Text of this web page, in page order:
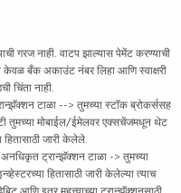
गरज नाही. वाटप झाल्यास पेमेंट करण्याची
केवळ बँक अकाउंट नंबर लिहा आणि स्वाक्षरी
चिंता नाही.
टाळा --> तुमच्या स्टॉक ब्रोकर्ससह
तुमच्या मोबाईल/ईमेलवर एक्सचेंजमधून थेट
जारी केलेले.
ट्रान्झॅक्शन टाळा -> तुमच्या
हितासाठी जारी केलेल्या त्याच